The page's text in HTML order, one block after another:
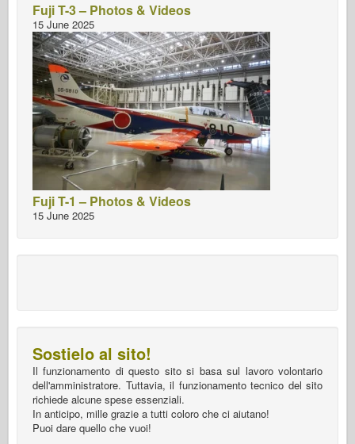
Fuji T-3 – Photos & Videos
15 June 2025
Fuji T-1 – Photos & Videos
15 June 2025
Sostielo al sito!
Il funzionamento di questo sito si basa sul lavoro volontario
dell'amministratore. Tuttavia, il funzionamento tecnico del sito
richiede alcune spese essenziali.
In anticipo, mille grazie a tutti coloro che ci aiutano!
Puoi dare quello che vuoi!